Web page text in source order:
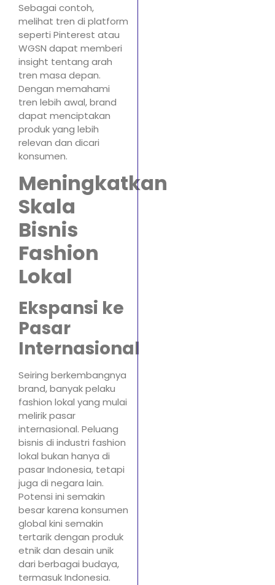
Sebagai contoh,
melihat tren di platform
seperti Pinterest atau
WGSN dapat memberi
insight tentang arah
tren masa depan.
Dengan memahami
tren lebih awal, brand
dapat menciptakan
produk yang lebih
relevan dan dicari
konsumen.
Meningkatkan
Skala
Bisnis
Fashion
Lokal
Ekspansi ke
Pasar
Internasional
Seiring berkembangnya
brand, banyak pelaku
fashion lokal yang mulai
melirik pasar
internasional. Peluang
bisnis di industri fashion
lokal bukan hanya di
pasar Indonesia, tetapi
juga di negara lain.
Potensi ini semakin
besar karena konsumen
global kini semakin
tertarik dengan produk
etnik dan desain unik
dari berbagai budaya,
termasuk Indonesia.